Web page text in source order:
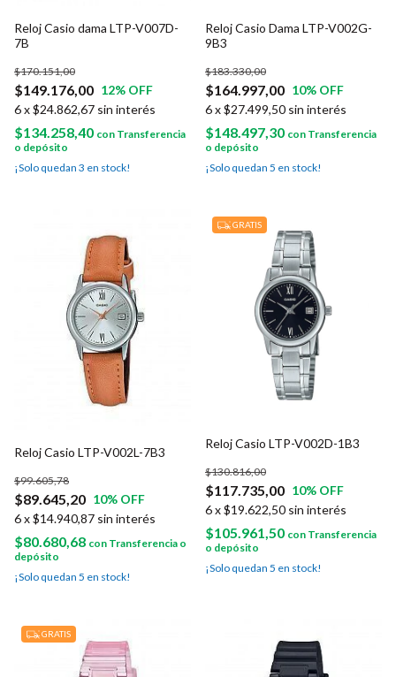
Reloj Casio dama LTP-V007D-
7B
$149.176,00
$170.151,00
12% OFF
6x$24.862,67 sin interés
$134.258,40 con Transferencia
o depósito
¡Solo quedan 3 en stock!
Reloj Casio Dama LTP-V002G-
9B3
$164.997,00
$183.330,00
10% OFF
6x$27.499,50 sin interés
$148.497,30 con Transferencia
o depósito
¡Solo quedan 5 en stock!
Reloj Casio LTP-V002L-7B3
$89.645,20
$99.605,78
10% OFF
6x$14.940,87 sin interés
$80.680,68 con Transferencia o
depósito
¡Solo quedan 5 en stock!
GRATIS
Reloj Casio LTP-V002D-1B3
$117.735,00
$130.816,00
10% OFF
6x$19.622,50 sin interés
$105.961,50 con Transferencia
o depósito
¡Solo quedan 5 en stock!
GRATIS